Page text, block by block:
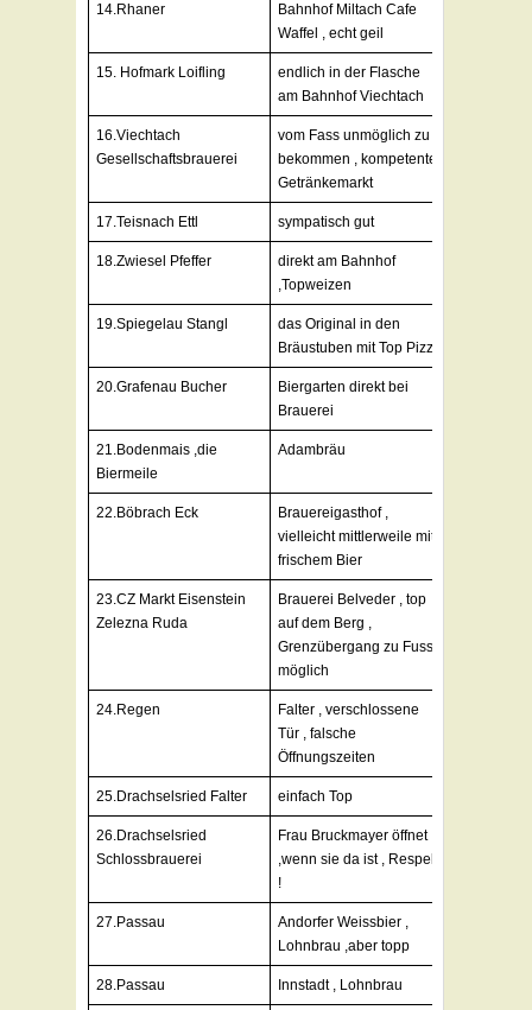
14.Rhaner
Bahnhof Miltach Cafe
Waffel , echt geil
15. Hofmark Loifling
endlich in der Flasche
am Bahnhof Viechtach
16.Viechtach
Gesellschaftsbrauerei
vom Fass unmöglich zu
bekommen , kompetenter
Getränkemarkt
17.Teisnach Ettl sympatisch gut
18.Zwiesel Pfeffer
direkt am Bahnhof
,Topweizen
19.Spiegelau Stangl
das Original in den
Bräustuben mit Top Pizza
20.Grafenau Bucher
Biergarten direkt bei
Brauerei
21.Bodenmais ,die
Biermeile
Adambräu
22.Böbrach Eck
Brauereigasthof ,
vielleicht mittlerweile mit
frischem Bier
23.CZ Markt Eisenstein
Zelezna Ruda
Brauerei Belveder , top
auf dem Berg ,
Grenzübergang zu Fuss
möglich
24.Regen
Falter , verschlossene
Tür , falsche
Öffnungszeiten
25.Drachselsried Falter einfach Top
26.Drachselsried
Schlossbrauerei
Frau Bruckmayer öffnet
,wenn sie da ist , Respekt
!
27.Passau
Andorfer Weissbier ,
Lohnbrau ,aber topp
28.Passau Innstadt , Lohnbrau